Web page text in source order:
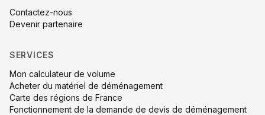
Contactez-nous
Devenir partenaire
SERVICES
Mon calculateur de volume
Acheter du matériel de déménagement
Carte des régions de France
Fonctionnement de la demande de devis de déménagement